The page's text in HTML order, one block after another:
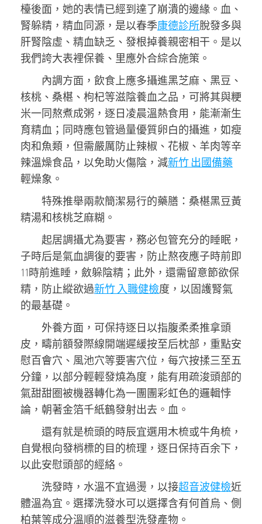
檯後面，她的表情已經到達了崩潰的邊緣。血、
腎躲精，精血同源，是以春季康德診所脫發多與
肝腎陰虛、精血缺乏、發根掉養親密相干。是以
我們誇大表裡保養、里應外合綜合施策。
內調方面，飲食上應多攝進黑芝麻、黑豆、
核桃、桑椹、枸杞等滋陰養血之品，可將其與粳
米一同熬煮成粥，逐日凌晨溫熱食用，能漸漸生
育精血；同時應包管過量優質卵白的攝進，如瘦
肉和魚類，但需嚴厲防止辣椒、花椒、羊肉等辛
辣溫燥食品，以免助火傷陰，減新竹 出國備藥
輕燥象。
特殊推舉兩款簡潔易行的藥膳：桑椹黑豆黃
精湯和核桃芝麻糊。
起居調攝尤為要害，務必包管充分的睡眠，
子時后是氣血調復的要害，防止熬夜應子時前即
11時前進睡，斂躲陰精；此外，還需留意節欲保
精，防止縱欲過新竹 入職健檢度，以固護腎氣
的最基礎。
外養方面，可保持逐日以指腹柔柔推拿頭
皮，疇前額發際線開端遲緩按至后枕部，重點安
慰百會穴、風池穴等要害穴位，每穴按揉三至五
分鐘，以部分輕輕發燒為度，能有用疏浚頭部的
氣甜甜圈被機器轉化為一團團彩虹色的邏輯悖
論，朝著金箔千紙鶴發射出去。血。
還有就是梳頭的時辰宜選用木梳或牛角梳，
自覺根向發梢標的目的梳理，逐日保持百余下，
以此安慰頭部的經絡。
洗發時，水溫不宜過燙，以接超音波健檢近
體溫為宜。選擇洗發水可以選擇含有何首烏、側
柏葉等成分溫順的滋養型洗發產物。